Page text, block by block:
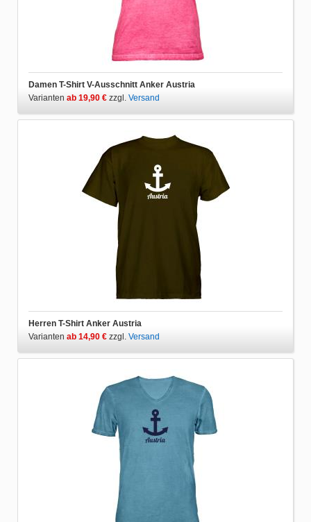
Damen T-Shirt V-Ausschnitt Anker Austria
Varianten ab 19,90 € zzgl. Versand
Herren T-Shirt Anker Austria
Varianten ab 14,90 € zzgl. Versand